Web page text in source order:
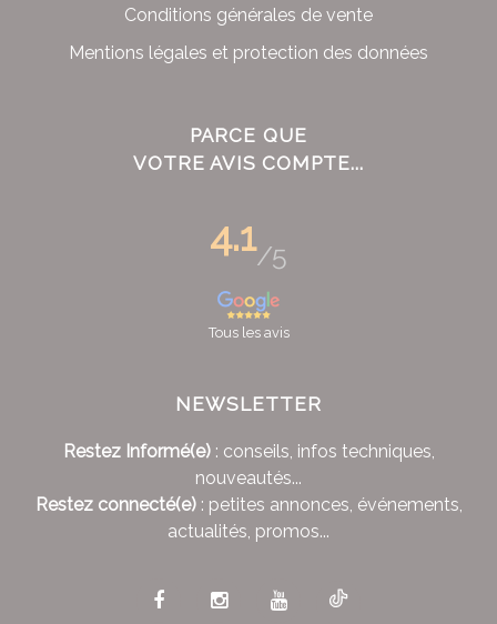
Conditions générales de vente
Mentions légales et protection des données
PARCE QUE
VOTRE AVIS COMPTE...
4.1/5
Tous les avis
NEWSLETTER
Restez Informé(e): conseils, infos techniques,
nouveautés...
Restez connecté(e): petites annonces, événements,
actualités, promos...